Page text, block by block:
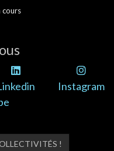
cours
Instagram
!